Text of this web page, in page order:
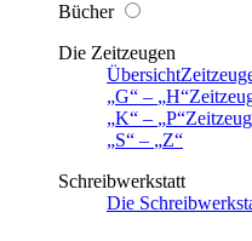
Bücher
Die Zeitzeugen
Übersicht
G
– H
K
– P
S
–
Z
Schreibwerkstatt
Die